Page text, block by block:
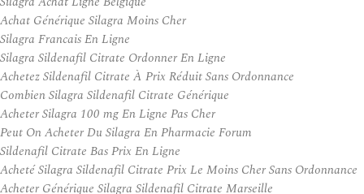
Achat Générique Silagra Moins Cher
Silagra Francais En Ligne
Silagra Sildenafil Citrate Ordonner En Ligne
Achetez Sildenafil Citrate À Prix Réduit Sans Ordonnance
Combien Silagra Sildenafil Citrate Générique
Acheter Silagra 100 mg En Ligne Pas Cher
Peut On Acheter Du Silagra En Pharmacie Forum
Sildenafil Citrate Bas Prix En Ligne
Acheté Silagra Sildenafil Citrate Prix Le Moins Cher Sans Ordonnance
Acheter Générique Silagra Sildenafil Citrate Marseille